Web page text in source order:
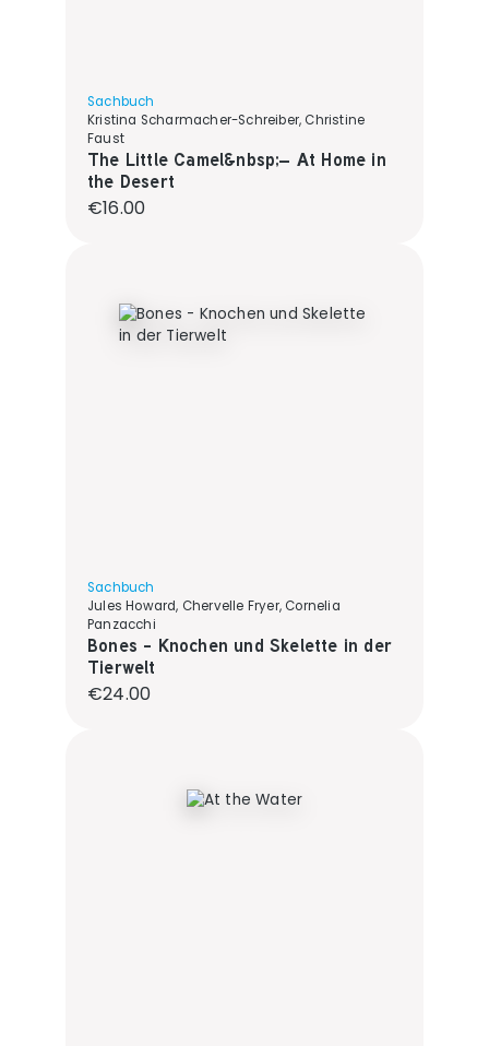
Sachbuch
Kristina Scharmacher-Schreiber, Christine
Faust
The Little Camel&nbsp;– At Home in
the Desert
Regular price:
€16.00
Sachbuch
Jules Howard, Chervelle Fryer, Cornelia
Panzacchi
Bones - Knochen und Skelette in der
Tierwelt
Regular price:
€24.00